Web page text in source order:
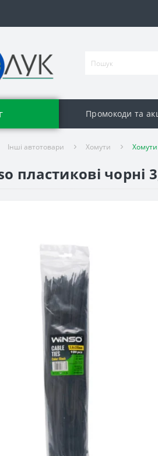
Промокоди та
Інші автотовари Хомути Хомути
пластикові чорні